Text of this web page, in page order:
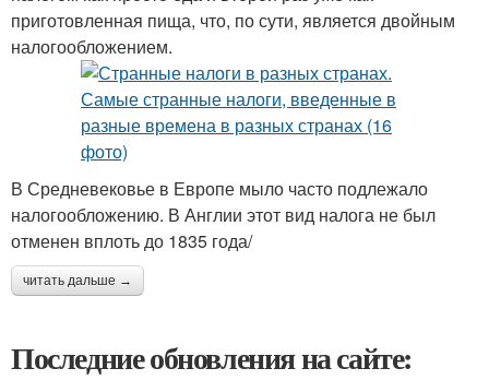
приготовленная пища, что, по сути, является двойным
налогообложением.
В Средневековье в Европе мыло часто подлежало
налогообложению. В Англии этот вид налога не был
отменен вплоть до 1835 года/
читать дальше →
Последние обновления на сайте: